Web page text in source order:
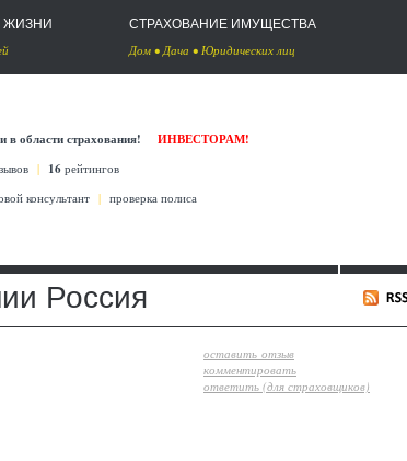
ЖИЗНИ СТРАХОВАНИЕ ИМУЩЕСТВА
Дом •Дача • Юридических лиц
области страхования!
ИНВЕСТОРАМ!
| 16 рейтингов
консультант | проверка полиса
Россия
оставить отзыв
комментировать
ответить (для страховщиков)